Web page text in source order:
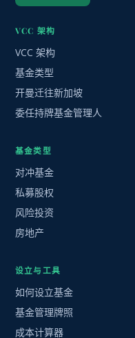
VCC 架构
VCC 架构
基金类型
开曼迁往新加坡
委任持牌基金管理人
基金类型
对冲基金
私募股权
风险投资
房地产
设立与工具
如何设立基金
基金管理牌照
成本计算器